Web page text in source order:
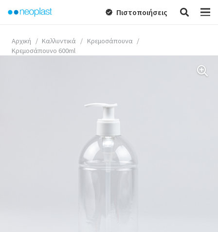
verified Πιστοποιήσεις
Αρχική / Καλλυντικά / Κρεμοσάπουνα /
Κρεμοσάπουνο 600ml